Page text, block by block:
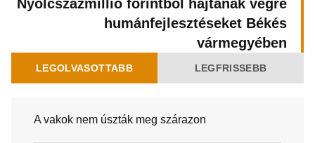
Nyolcszázmillió forintból hajtanak végre
humánfejlesztéseket Békés
vármegyében
LEGOLVASOTTABB LEGFRISSEBB
A vakok nem úszták meg szárazon